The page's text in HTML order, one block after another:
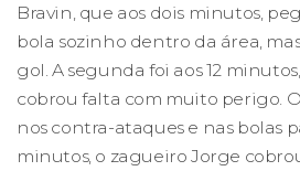
Bravin, que aos dois minutos,
bola sozinho dentro da área,
gol. A segunda foi aos 12
cobrou falta com muito perigo.
nos contra-ataques e nas bolas
minutos, o zagueiro Jorge